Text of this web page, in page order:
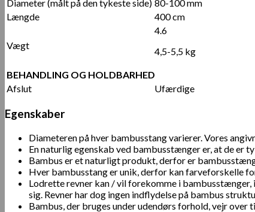
Diameter (målt på den tykeste side) 80-100 mm
Længde
400 cm
Vægt
4.6
4,5-5,5 kg
BEHANDLING OG HOLDBARHED
Afslut
Ufærdige
Egenskaber
Diameteren på hver bambusstang varierer. Vores
En naturlig egenskab ved bambusstænger er, at de er
Bambus er et naturligt produkt, derfor er
Hver bambusstang er unik, derfor kan farveforskelle
Lodrette revner kan / vil forekomme i
sig. Revner har dog ingen indflydelse på bambus
Bambus, der bruges under udendørs forhold, vejr